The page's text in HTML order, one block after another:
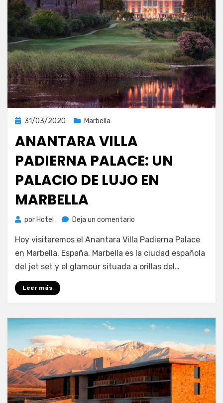
Publicada
31/03/2020 Marbella
ANANTARA VILLA
PADIERNA PALACE: UN
PALACIO DE LUJO EN
MARBELLA
por Hotel Deja un comentario
Villa
Padierna
Palace:
en
Marbella
Hoy visitaremos el Anantara Villa Padierna Palace
en Marbella, España. Marbella es la ciudad española
del jet set y el glamour situada a orillas del…
Leer más